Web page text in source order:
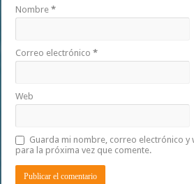
Nombre*
Correo electrónico*
Web
Guarda mi nombre, correo electrónico y
para la próxima vez que comente.